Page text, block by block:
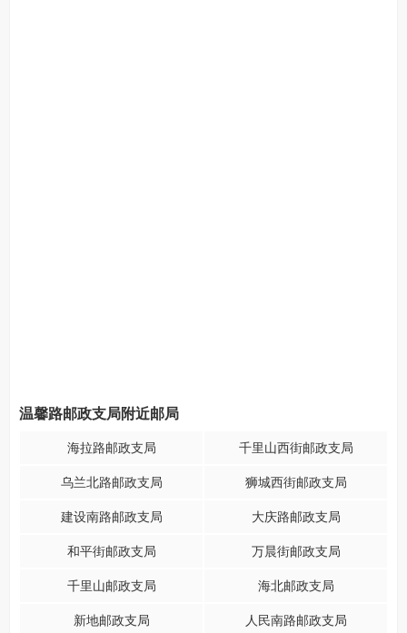
温馨路邮政支局附近邮局
海拉路邮政支局 千里山西街邮政支局
乌兰北路邮政支局 狮城西街邮政支局
建设南路邮政支局 大庆路邮政支局
和平街邮政支局 万晨街邮政支局
千里山邮政支局 海北邮政支局
新地邮政支局 人民南路邮政支局